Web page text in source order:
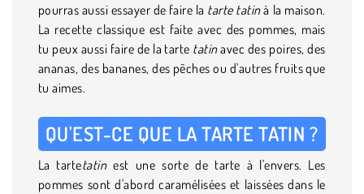
pourras aussi essayer de faire la tarte tatinà la maison.
La recette classique est faite avec des pommes, mais
tu peux aussi faire de la tarte tatinavec des poires, des
ananas, des bananes, des pêches ou d'autres fruits que
tu aimes.
QU'EST-CE QUE LA TARTE TATIN ?
La tartetatinest une sorte de tarte à l'envers. Les
pommes sont d'abord caramélisées et laissées dans le